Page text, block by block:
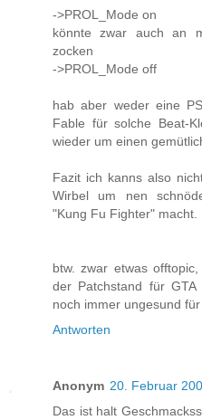
->PROL_Mode on
könnte zwar auch an
zocken
->PROL_Mode off
hab aber weder eine
Fable für solche Beat-
wieder um einen
Fazit ich kanns also
Wirbel um nen
"Kung Fu Fighter" macht.
btw. zwar etwas
der Patchstand für
noch immer ungesund
Antworten
Anonym 20. Februar
Das ist halt